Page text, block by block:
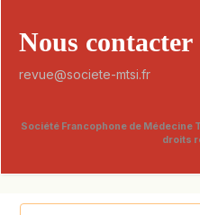
Nous contacter
revue@societe-mtsi.fr
Société Francophone de Médecine
droits